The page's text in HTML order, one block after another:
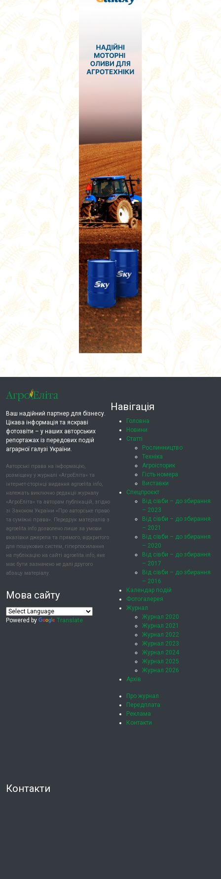
Ваш надійний партнер для бізнесу.
Цікава інформація та яскраві
фотозвіти – у наших авторських
репортажах із передових подій
аграрної галузі України.
Авторські права на інформацію,
розміщену у журналі «АгроЕліта» та
інтернет-сторінці видання agroelita.info,
належать виключно редакції журналу
«АгроЕліта» та авторам публікацій, згідно
зі Законом України «Про авторське право
та суміжні права». Передрук матеріалів з
agroelita.info дозволено лише за умови
вказівки джерела та прямого, відкритого
для пошукових систем, гіперпосилання
на публікацію на сайті agroelita.info, яке
має бути зазначено не далі другого
абзацу матеріалу.
Мова сайту
Powered by Translate
Навігація
Головна
Новини
Статті
Рослинництво
Техніка
Агроісторик
Гість номера
Виставки
Спецпроєкт
Від сівби – до збирання
– 2023
Від сівби – до збирання
– 2021
Від сівби – до збирання
– 2020
Від сівби – до збирання
– 2017
Від сівби – до збирання
– 2016
Календар подій
Фотогалерея
Журнал
Журнал 2020
Журнал 2021
Журнал 2022
Журнал 2023
Журнал 2024
Журнал 2025
Журнал 2026
Архів
Про журнал
Передплата
Реклама
Контакти
Контакти